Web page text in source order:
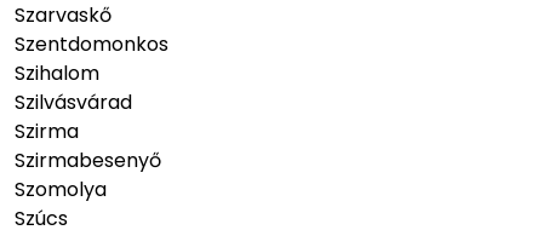
Szarvaskő
Szentdomonkos
Szihalom
Szilvásvárad
Szirma
Szirmabesenyő
Szomolya
Szúcs